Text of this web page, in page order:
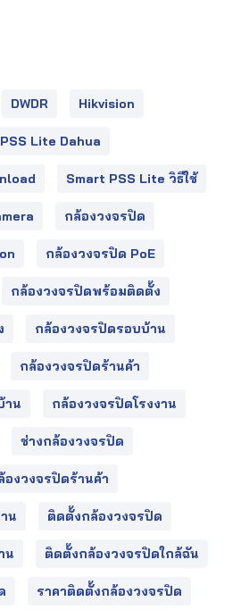
DWDR Hikvision
Lite Dahua
Smart PSS Lite วิธีใช้
กล้องวงจรปิด
กล้องวงจรปิด PoE
กล้องวงจรปิดพร้อมติดตั้ง
กล้องวงจรปิดรอบบ้าน
กล้องวงจรปิดร้านค้า
าน กล้องวงจรปิดโรงงาน
ช่างกล้องวงจรปิด
องวงจรปิดร้านค้า
น ติดตั้งกล้องวงจรปิด
น ติดตั้งกล้องวงจรปิดใกล้ฉัน
ราคาติดตั้งกล้องวงจรปิด